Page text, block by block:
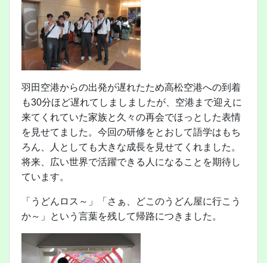
羽田空港からの出発が遅れたため高松空港への到着
も30分ほど遅れてしましましたが、空港まで迎えに
来てくれていた家族と久々の再会でほっとした表情
を見せてました。今回の研修をとおして語学はもち
ろん、人としても大きな成長を見せてくれました。
将来、広い世界で活躍できる人になることを期待し
ています。
「うどんロス～」「さぁ、どこのうどん屋に行こう
か～」という言葉を残して帰路につきました。